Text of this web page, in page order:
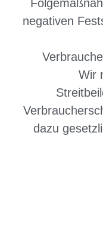
negativen
Wir
dazu